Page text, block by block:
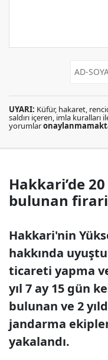
UYARI: Küfür, hakaret,
saldırı içeren, imla kuralları
yorumlar
Hakkari’de
bulunan
Hakkari'nin
hakkında
ticareti yapma
yıl 7 ay 15 gün
bulunan ve 2
jandarma
yakalandı.